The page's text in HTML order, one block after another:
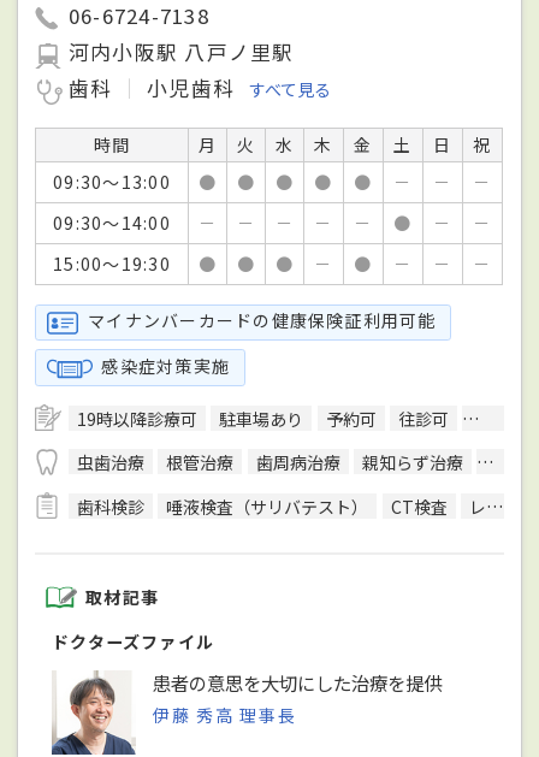
06-6724-7138
河内小阪駅 八戸ノ里駅
歯科
小児歯科 すべて見る
時間 月 火 水 木 金 土 日
祝
09:30～13:00
● ● ● ● ● － －
－
09:30～14:00
－ － － － － ● －
－
15:00～19:30
● ● ● － ● － － －
マイナンバーカードの健康保険証利用可能
感染症対策実施
19時以降診療可 駐車場あり 予約可 往診可
訪問診
虫歯治療
根管治療 歯周病治療 親知らず治療
入れ
歯科検診
唾液検査（サリバテスト） CT検査 レントゲン検査
取材記事
ドクターズファイル
患者の意思を大切にした治療を提供
伊藤 秀高 理事長